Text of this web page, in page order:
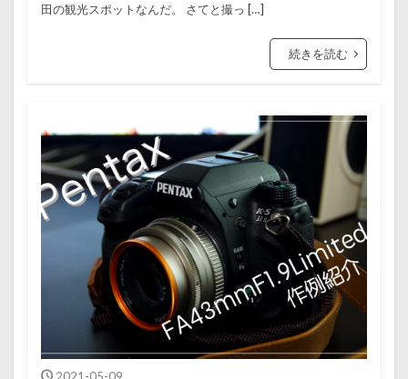
田の観光スポットなんだ。 さてと撮っ […]
続きを読む